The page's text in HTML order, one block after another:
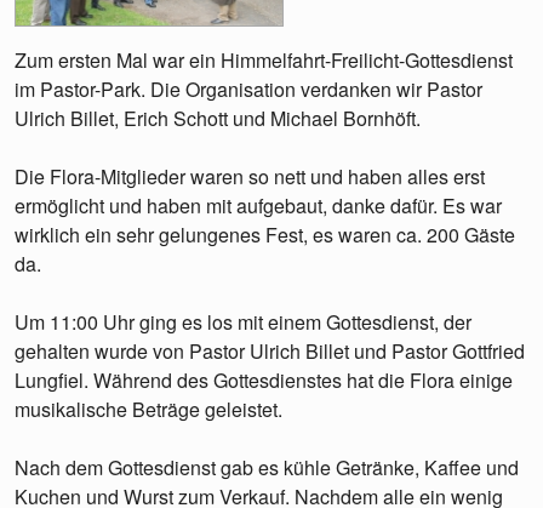
Zum ersten Mal war ein Himmelfahrt-Freilicht-Gottesdienst
im Pastor-Park. Die Organisation verdanken wir Pastor
Ulrich Billet, Erich Schott und Michael Bornhöft.
Die Flora-Mitglieder waren so nett und haben alles erst
ermöglicht und haben mit aufgebaut, danke dafür. Es war
wirklich ein sehr gelungenes Fest, es waren ca. 200 Gäste
da.
Um 11:00 Uhr ging es los mit einem Gottesdienst, der
gehalten wurde von Pastor Ulrich Billet und Pastor Gottfried
Lungfiel. Während des Gottesdienstes hat die Flora einige
musikalische Beträge geleistet.
Nach dem Gottesdienst gab es kühle Getränke, Kaffee und
Kuchen und Wurst zum Verkauf. Nachdem alle ein wenig